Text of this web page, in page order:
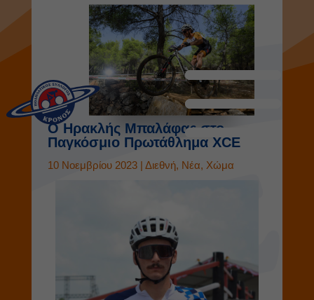
Ο Ηρακλής Μπαλάφας στο
Παγκόσμιο Πρωτάθλημα XCE
10 Νοεμβρίου 2023| Διεθνή, Νέα, Χώμα